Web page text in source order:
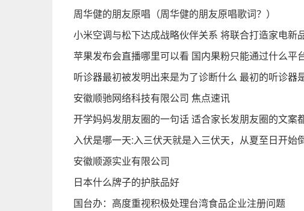
周华健的朋友原唱（周华健的朋友原唱歌词？）
小米空调与松下达成战略伙伴关系 将联合打造家电新
苹果发布会直播哪里可以看 国内果粉只能通过什么平
听诊器最初被发明出来是为了诊断什么 最初的听诊器
安徽顺驰网络科技有限公司 焦点速讯
开学妈妈发朋友圈的一句话 适合家长发朋友圈的文案
入伏是哪一天:入三伏天就是入三伏天，从夏至日开始
安徽顺源实业有限公司
日本什么牌子的护肤品好
国台办：高度重视积极处理台湾食品企业注册问题